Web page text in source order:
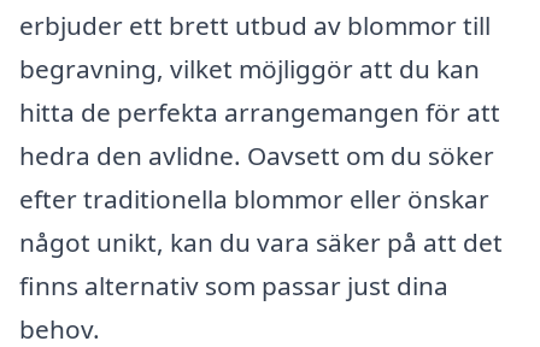
erbjuder ett brett utbud av blommor till
begravning, vilket möjliggör att du kan
hitta de perfekta arrangemangen för att
hedra den avlidne. Oavsett om du söker
efter traditionella blommor eller önskar
något unikt, kan du vara säker på att det
finns alternativ som passar just dina
behov.